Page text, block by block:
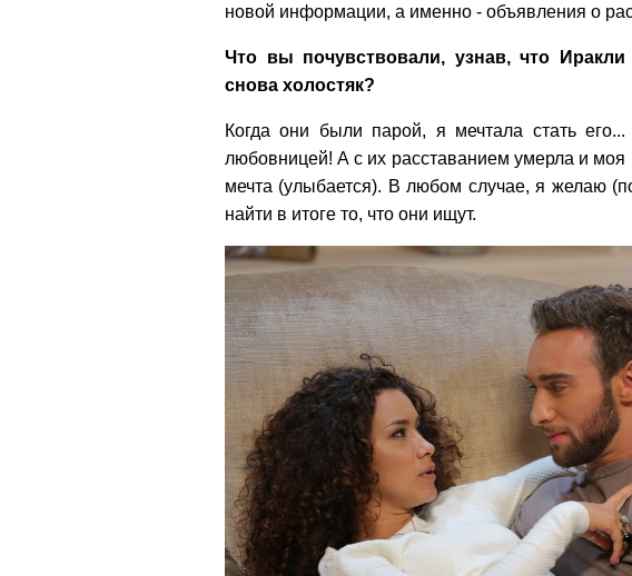
новой информации, а именно - объявления о
Что вы почувствовали, узнав, что Иракли
снова холостяк?
Когда они были парой, я мечтала стать его...
любовницей! А с их расставанием умерла и моя
мечта (улыбается). В любом случае, я желаю
найти в итоге то, что они ищут.